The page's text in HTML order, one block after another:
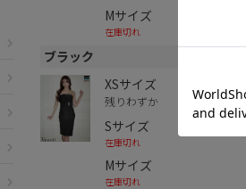
Mサイズ
在庫切れ
ブラック
XSサイズ
残りわずか
Sサイズ
在庫切れ
Mサイズ
在庫切れ